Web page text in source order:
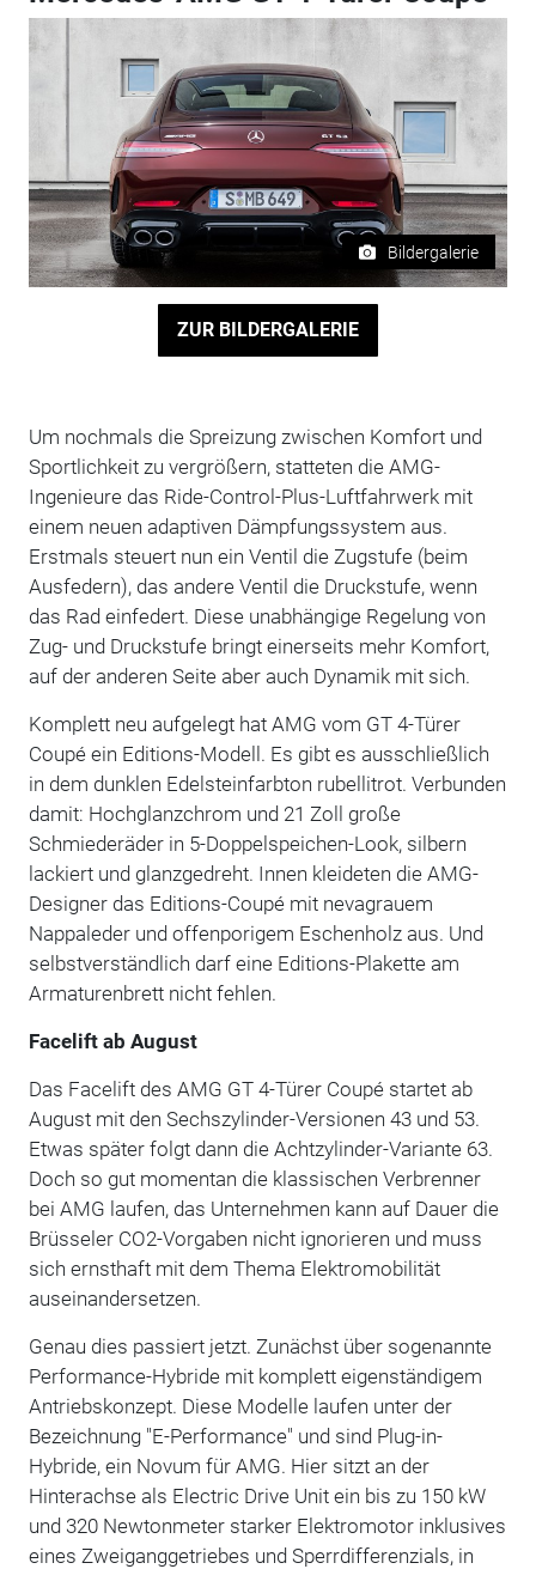
Bildergalerie
ZUR BILDERGALERIE
Um nochmals die Spreizung zwischen Komfort und
Sportlichkeit zu vergrößern, statteten die AMG-
Ingenieure das Ride-Control-Plus-Luftfahrwerk mit
einem neuen adaptiven Dämpfungssystem aus.
Erstmals steuert nun ein Ventil die Zugstufe (beim
Ausfedern), das andere Ventil die Druckstufe, wenn
das Rad einfedert. Diese unabhängige Regelung von
Zug- und Druckstufe bringt einerseits mehr Komfort,
auf der anderen Seite aber auch Dynamik mit sich.
Komplett neu aufgelegt hat AMG vom GT 4-Türer
Coupé ein Editions-Modell. Es gibt es ausschließlich
in dem dunklen Edelsteinfarbton rubellitrot. Verbunden
damit: Hochglanzchrom und 21 Zoll große
Schmiederäder in 5-Doppelspeichen-Look, silbern
lackiert und glanzgedreht. Innen kleideten die AMG-
Designer das Editions-Coupé mit nevagrauem
Nappaleder und offenporigem Eschenholz aus. Und
selbstverständlich darf eine Editions-Plakette am
Armaturenbrett nicht fehlen.
Facelift ab August
Das Facelift des AMG GT 4-Türer Coupé startet ab
August mit den Sechszylinder-Versionen 43 und 53.
Etwas später folgt dann die Achtzylinder-Variante 63.
Doch so gut momentan die klassischen Verbrenner
bei AMG laufen, das Unternehmen kann auf Dauer die
Brüsseler CO2-Vorgaben nicht ignorieren und muss
sich ernsthaft mit dem Thema Elektromobilität
auseinandersetzen.
Genau dies passiert jetzt. Zunächst über sogenannte
Performance-Hybride mit komplett eigenständigem
Antriebskonzept. Diese Modelle laufen unter der
Bezeichnung "E-Performance" und sind Plug-in-
Hybride, ein Novum für AMG. Hier sitzt an der
Hinterachse als Electric Drive Unit ein bis zu 150 kW
und 320 Newtonmeter starker Elektromotor inklusives
eines Zweiganggetriebes und Sperrdifferenzials, in